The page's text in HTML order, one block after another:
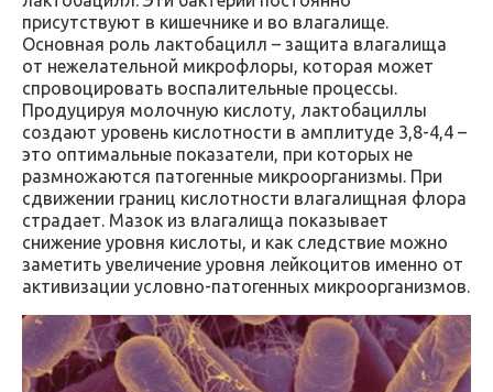
присутствуют в кишечнике и во влагалище.
Основная роль лактобацилл – защита влагалища
от нежелательной микрофлоры, которая может
спровоцировать воспалительные процессы.
Продуцируя молочную кислоту, лактобациллы
создают уровень кислотности в амплитуде 3,8-4,4 –
это оптимальные показатели, при которых не
размножаются патогенные микроорганизмы. При
сдвижении границ кислотности влагалищная флора
страдает. Мазок из влагалища показывает
снижение уровня кислоты, и как следствие можно
заметить увеличение уровня лейкоцитов именно от
активизации условно-патогенных микроорганизмов.